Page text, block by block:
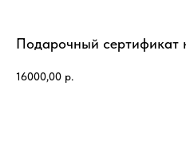
Подарочный сертификат
16000,00 р.